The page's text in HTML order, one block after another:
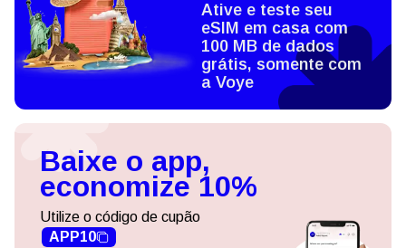
Ative e teste seu
eSIM em casa com
100 MB de dados
grátis, somente com
a Voye
Baixe o app,
economize 10%
Utilize o código de cupão
APP10